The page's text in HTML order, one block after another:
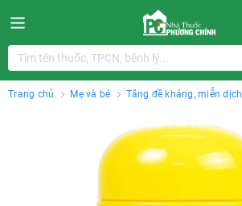
Trang chủ Mẹ và bé Tăng đề kháng, miễn dịch